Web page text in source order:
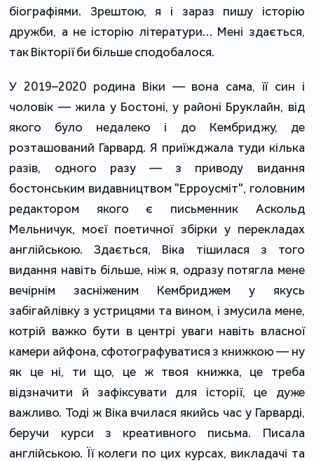
біографіями. Зрештою, я і зараз пишу історію
дружби, а не історію літератури… Мені здається,
так Вікторії би більше сподобалося.
У 2019–2020 родина Віки — вона сама, її син і
чоловік — жила у Бостоні, у районі Бруклайн, від
якого було недалеко і до Кембриджу, де
розташований Гарвард. Я приїжджала туди кілька
разів, одного разу — з приводу видання
бостонським видавництвом "Ерроусміт", головним
редактором якого є письменник Аскольд
Мельничук, моєї поетичної збірки у перекладах
англійською. Здається, Віка тішилася з того
видання навіть більше, ніж я, одразу потягла мене
вечірнім засніженим Кембриджем у якусь
забігайлівку з устрицями та вином, і змусила мене,
котрій важко бути в центрі уваги навіть власної
камери айфона, сфотографуватися з книжкою — ну
як це ні, ти що, це ж твоя книжка, це треба
відзначити й зафіксувати для історії, це дуже
важливо. Тоді ж Віка вчилася якийсь час у Гарварді,
беручи курси з креативного письма. Писала
англійською. Її колеги по цих курсах, викладачі та